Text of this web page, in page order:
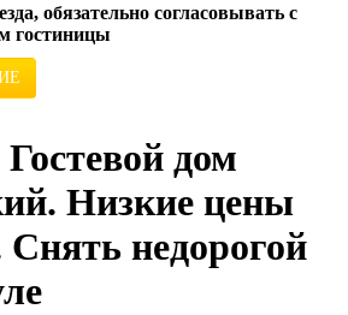
обязательно согласовывать с
гостиницы
дом
Низкие цены
недорогой